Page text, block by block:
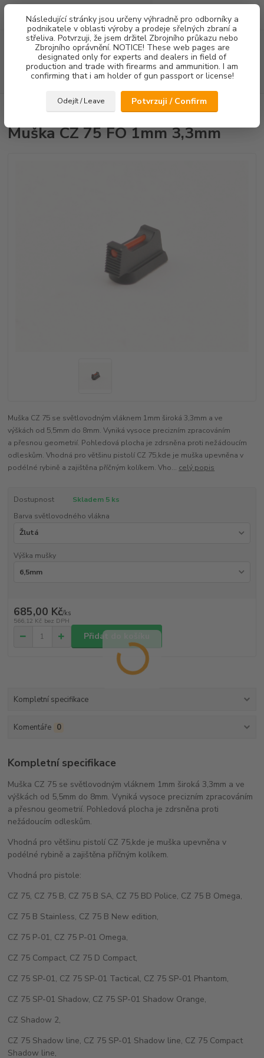
Následující stránky jsou určeny výhradně pro odborníky a
podnikatele v oblasti výroby a prodeje sřelných zbraní a
střeliva. Potvrzuji, že jsem držitel Zbrojního průkazu nebo
Zbrojního oprávnění. NOTICE! These web pages are
designated only for experts and dealers in field of
production and trade with firearms and ammunition. I am
confirming that i am holder of gun passport or license!
Odejít / Leave Potvrzuji / Confirm
Menu
Hledat
za0,00 Kč
Muška CZ 75 FO 1mm 3,3mm
Muška CZ 75 FO 1mm 3,3mm
Muška CZ 75 se světlovodným vláknem 1mm široká 3,3mm a ve
výškách od 5,5mm do 8mm. Vyniká vysoce precizním zpracováním
a přesnou geometrií. Pohledová plocha je zdrsněna proti nežádoucím
odleskům. Vhodná pro většinu pistolí CZ 75,kde je muška upevněna v
podélné rybině a zajištěna příčným kolíkem. Vho... celý popis
Dostupnost
Skladem 5 ks
Barva světlovodného vlákna
Výška mušky
685,00 Kč/ks
566,12 Kč bez DPH
Přidat do košíku
Kompletní specifikace
Komentáře 0
Kompletní specifikace
Muška CZ 75 se světlovodným vláknem 1mm široká 3,3mm a ve
výškách od 5,5mm do 8mm. Vyniká vysoce precizním zpracováním
a přesnou geometrií. Pohledová plocha je zdrsněna proti
nežádoucím odleskům.
Vhodná pro většinu pistolí CZ 75,kde je muška upevněna v
podélné rybině a zajištěna příčným kolíkem.
Vhodná pro pistole:
CZ 75, CZ 75 B, CZ 75 B SA, CZ 75 BD Police, CZ 75 B Omega,
CZ 75 B Stainless, CZ 75 B New edition,
CZ 75 P-01, CZ 75 P-01 Omega,
CZ 75 Compact, CZ 75 D Compact,
CZ 75 SP-01, CZ 75 SP-01 Tactical, CZ 75 SP-01 Phantom,
CZ 75 SP-01 Shadow, CZ 75 SP-01 Shadow Orange,
CZ Shadow 2,
CZ 75 Shadow line, CZ 75 SP-01 Shadow line, CZ 75 Compact
Shadow line,